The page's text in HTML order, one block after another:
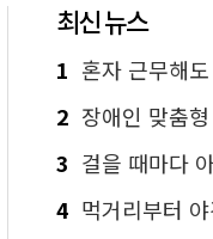
최신 뉴스
1 혼자 근무해도 안
2 장애인 맞춤형 보조기
3 걸을 때마다 아픈 '족저
4 먹거리부터 야경 라